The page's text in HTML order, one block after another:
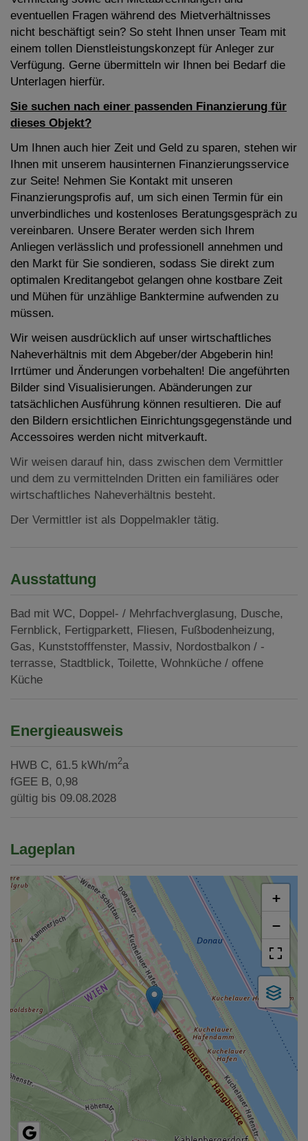
eventuellen Fragen während des Mietverhältnisses
nicht beschäftigt sein? So steht Ihnen unser Team mit
einem tollen Dienstleistungskonzept für Anleger zur
Verfügung. Gerne übermitteln wir Ihnen bei Bedarf die
Unterlagen hierfür.
Sie suchen nach einer passenden Finanzierung für
dieses Objekt?
Um Ihnen auch hier Zeit und Geld zu sparen, stehen wir
Ihnen mit unserem hausinternen Finanzierungsservice
zur Seite! Nehmen Sie Kontakt mit unseren
Finanzierungsprofis auf, um sich einen Termin für ein
unverbindliches und kostenloses Beratungsgespräch zu
vereinbaren. Unsere Berater werden sich Ihrem
Anliegen verlässlich und professionell annehmen und
den Markt für Sie sondieren, sodass Sie direkt zum
optimalen Kreditangebot gelangen ohne kostbare Zeit
und Mühen für unzählige Banktermine aufwenden zu
müssen.
Wir weisen ausdrücklich auf unser wirtschaftliches
Naheverhältnis mit dem Abgeber/der Abgeberin hin!
Irrtümer und Änderungen vorbehalten! Die angeführten
Bilder sind Visualisierungen. Abänderungen zur
tatsächlichen Ausführung können resultieren. Die auf
den Bildern ersichtlichen Einrichtungsgegenstände und
Accessoires werden nicht mitverkauft.
Wir weisen darauf hin, dass zwischen dem Vermittler
und dem zu vermittelnden Dritten ein familiäres oder
wirtschaftliches Naheverhältnis besteht.
Der Vermittler ist als Doppelmakler tätig.
Ausstattung
Bad mit WC Doppel- / Mehrfachverglasung Dusche
Fernblick
Fertigparkett Fliesen Fußbodenheizung
Gas
Kunststofffenster Massiv Nordostbalkon / -
terrasse Stadtblick Toilette Wohnküche / offene
Küche
Energieausweis
HWB C, 61.5 kWh/m2a
fGEE B, 0,98
gültig bis 09.08.2028
Lageplan
+
−